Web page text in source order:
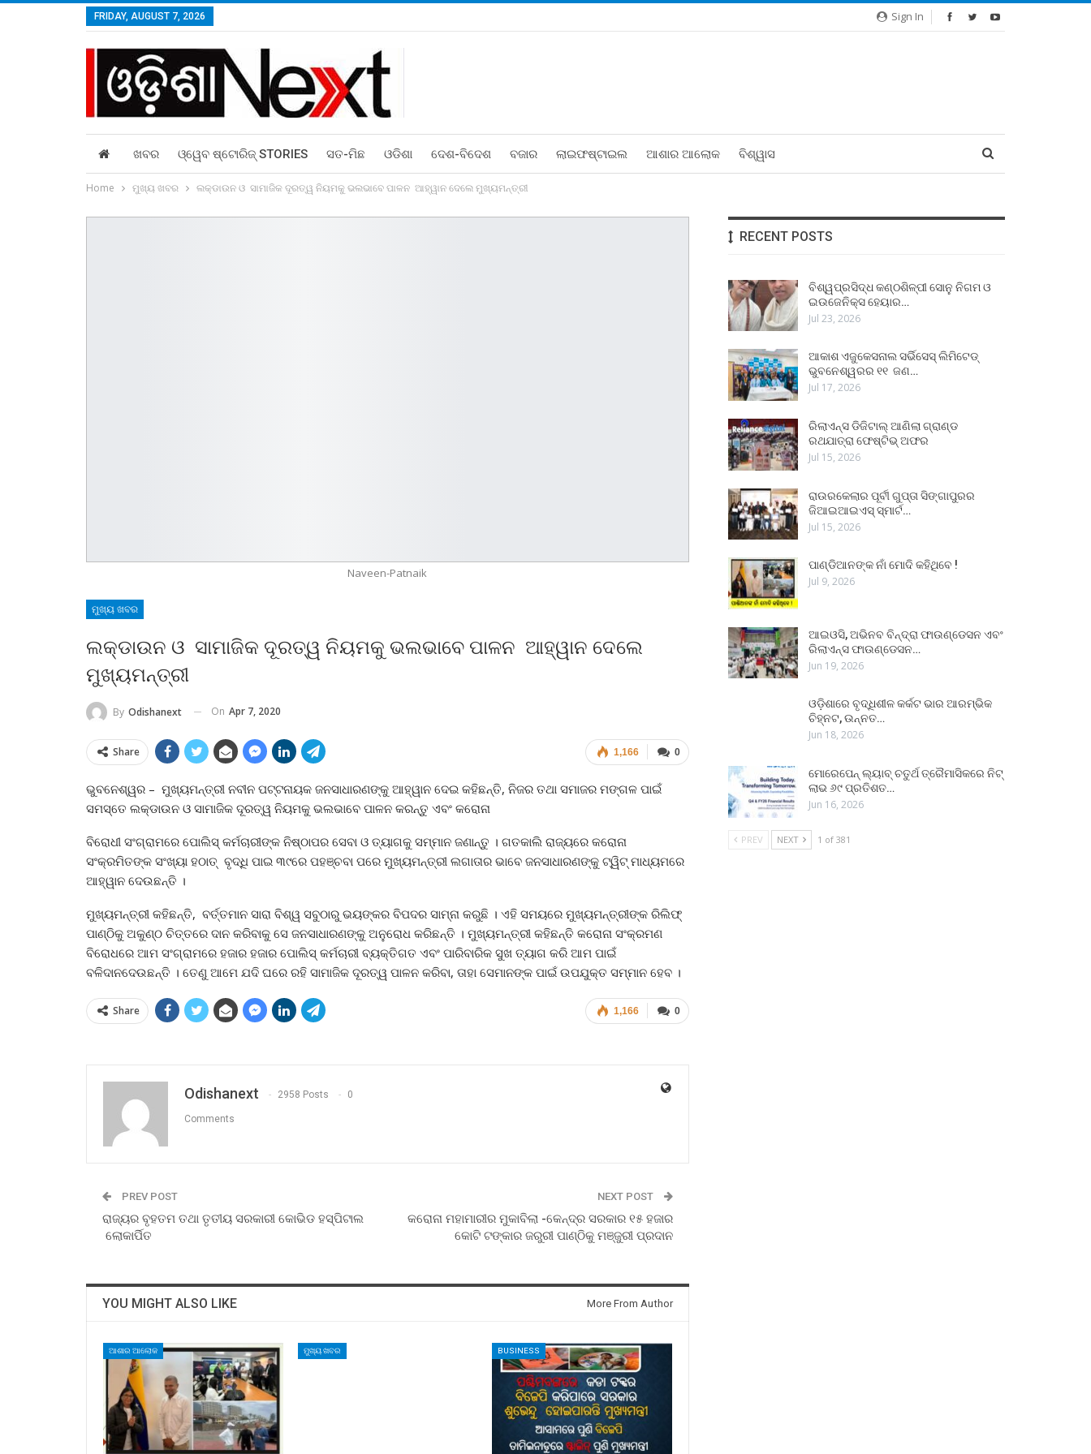
Sign In
FRIDAY, AUGUST 7, 2026
ଖବର ଓ୍ୱେବ ଷ୍ଟୋରିଜ୍‌ STORIES ସତ-ମିଛ ଓଡିଶା ଦେଶ-ବିଦେଶ ବଜାର ଲାଇଫଷ୍ଟାଇଲ ଆଶାର ଆଲୋକ ବିଶ୍ୱାସ
Home ମୁଖ୍ୟ ଖବର ଲକ୍‍ଡାଉନ ଓ ସାମାଜିକ ଦୂରତ୍ୱ ନିୟମକୁ ଭଲଭାବେ ପାଳନ ଆହ୍ୱାନ ଦେଲେ ମୁଖ୍ୟମନ୍ତ୍ରୀ
Naveen-Patnaik
ମୁଖ୍ୟ ଖବର
ଲକ୍‍ଡାଉନ ଓ ସାମାଜିକ ଦୂରତ୍ୱ ନିୟମକୁ ଭଲଭାବେ ପାଳନ ଆହ୍ୱାନ ଦେଲେ
ମୁଖ୍ୟମନ୍ତ୍ରୀ
By Odishanext On Apr 7, 2020
0
1,166
Share
ଭୁବନେଶ୍ୱର – ମୁଖ୍ୟମନ୍ତ୍ରୀ ନବୀନ ପଟ୍ଟନାୟକ ଜନସାଧାରଣଙ୍କୁ ଆହ୍ୱାନ ଦେଇ କହିଛନ୍ତି, ନିଜର ତଥା ସମାଜର ମଙ୍ଗଳ ପାଇଁ
ସମସ୍ତେ ଲକ୍‍ଡାଉନ ଓ ସାମାଜିକ ଦୂରତ୍ୱ ନିୟମକୁ ଭଲଭାବେ ପାଳନ କରନ୍ତୁ ଏବଂ କରୋନା
ବିରୋଧୀ ସଂଗ୍ରାମରେ ପୋଲିସ୍‍ କର୍ମଚାରୀଙ୍କ ନିଷ୍ଠାପର ସେବା ଓ ତ୍ୟାଗକୁ ସମ୍ମାନ ଜଣାନ୍ତୁ । ଗତକାଲି ରାଜ୍ୟରେ କରୋନା
ସଂକ୍ରମିତଙ୍କ ସଂଖ୍ୟା ହଠାତ୍‍ ବୃଦ୍ଧି ପାଇ ୩୯ରେ ପହଞ୍ଚବା ପରେ ମୁଖ୍ୟମନ୍ତ୍ରୀ ଲଗାତାର ଭାବେ ଜନସାଧାରଣଙ୍କୁ ଟ୍ୱିଟ୍‍ ମାଧ୍ୟମରେ
ଆହ୍ୱାନ ଦେଉଛନ୍ତି ।
ମୁଖ୍ୟମନ୍ତ୍ରୀ କହିଛନ୍ତି, ବର୍ତ୍ତମାନ ସାରା ବିଶ୍ୱ ସବୁଠାରୁ ଭୟଙ୍କର ବିପଦର ସାମ୍ନା କରୁଛି । ଏହି ସମୟରେ ମୁଖ୍ୟମନ୍ତ୍ରୀଙ୍କ ରିଲିଫ୍‍
ପାଣ୍ଠିକୁ ଅକୁଣ୍ଠ ଚିତ୍ତରେ ଦାନ କରିବାକୁ ସେ ଜନସାଧାରଣଙ୍କୁ ଅନୁରୋଧ କରିଛନ୍ତି । ମୁଖ୍ୟମନ୍ତ୍ରୀ କହିଛନ୍ତି କରୋନା ସଂକ୍ରମଣ
ବିରୋଧରେ ଆମ ସଂଗ୍ରାମରେ ହଜାର ହଜାର ପୋଲିସ୍‍ କର୍ମଚାରୀ ବ୍ୟକ୍ତିଗତ ଏବଂ ପାରିବାରିକ ସୁଖ ତ୍ୟାଗ କରି ଆମ ପାଇଁ
ବଳିଦାନଦେଉଛନ୍ତି । ତେଣୁ ଆମେ ଯଦି ଘରେ ରହି ସାମାଜିକ ଦୂରତ୍ୱ ପାଳନ କରିବା, ତାହା ସେମାନଙ୍କ ପାଇଁ ଉପଯୁକ୍ତ ସମ୍ମାନ ହେବ ।
0
1,166
Share
Odishanext 2958 Posts 0
Comments
PREV POST
ରାଜ୍ୟର ବୃହତମ ତଥା ତୃତୀୟ ସରକାରୀ କୋଭିଡ ହସ୍ପିଟାଲ
ଲୋକାର୍ପିତ
NEXT POST
କରୋନା ମହାମାରୀର ମୁକାବିଲା -କେନ୍ଦ୍ର ସରକାର ୧୫ ହଜାର
କୋଟି ଟଙ୍କାର ଜରୁରୀ ପାଣ୍ଠିକୁ ମଞ୍ଜୁରୀ ପ୍ରଦାନ
YOU MIGHT ALSO LIKE More From Author
ଆଶାର ଆଲୋକ ମୁଖ୍ୟ ଖବର BUSINESS
RECENT POSTS
ବିଶ୍ୱପ୍ରସିଦ୍ଧ କଣ୍ଠଶିଳ୍ପୀ ସୋନୁ ନିଗମ ଓ
ଇଉଜେନିକ୍ସ ହେୟାର…
Jul 23, 2026
ଆକାଶ ଏଜୁକେସନାଲ ସର୍ଭିସେସ୍ ଲିମିଟେଡ୍
ଭୁବନେଶ୍ୱରର ୧୧ ଜଣ…
Jul 17, 2026
ରିଲାଏନ୍ସ ଡିଜିଟାଲ୍ ଆଣିଲା ଗ୍ରାଣ୍ଡ
ରଥଯାତ୍ରା ଫେଷ୍ଟିଭ୍ ଅଫର
Jul 15, 2026
ରାଉରକେଲାର ପୂର୍ବୀ ଗୁପ୍ତା ସିଙ୍ଗାପୁରର
ଜିଆଇଆଇଏସ୍ ସ୍ମାର୍ଟ…
Jul 15, 2026
ପାଣ୍ଡିଆନଙ୍କ ନାଁ ମୋଦି କହିଥିବେ !
Jul 9, 2026
ଆଇଓସି, ଅଭିନବ ବିନ୍ଦ୍ରା ଫାଉଣ୍ଡେସନ ଏବଂ
ରିଲାଏନ୍ସ ଫାଉଣ୍ଡେସନ…
Jun 19, 2026
ଓଡ଼ିଶାରେ ବୃଦ୍ଧିଶୀଳ କର୍କଟ ଭାର ଆରମ୍ଭିକ
ଚିହ୍ନଟ, ଉନ୍ନତ…
Jun 18, 2026
ମୋରେପେନ୍ ଲ୍ୟାବ୍ ଚତୁର୍ଥ ତ୍ରୈମାସିକରେ ନିଟ୍
ଲାଭ ୬୯ ପ୍ରତିଶତ…
Jun 16, 2026
PREV NEXT 1 of 381